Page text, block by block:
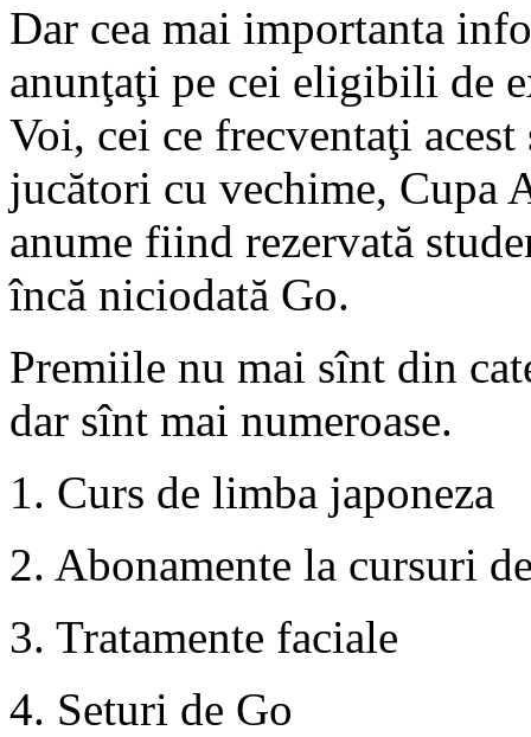
Dar cea mai importanta
anunţaţi pe cei eligibili de
Voi, cei ce frecventaţi
jucători cu vechime, Cupa
anume fiind rezervată
încă niciodată Go.
Premiile nu mai sînt din
dar sînt mai numeroase.
1. Curs de limba japoneza
2. Abonamente la cursuri
3. Tratamente faciale
4. Seturi de Go